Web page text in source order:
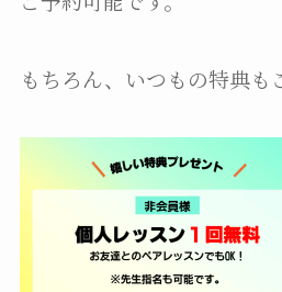
もちろん、いつもの特典